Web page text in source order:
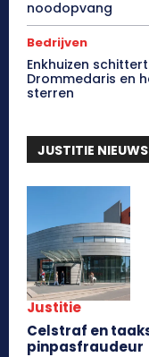
noodopvang
Bedrijven
Enkhuizen
Drommedaris en
sterren
JUSTITIE NIEUWS
Justitie
Celstraf en
pinpasfraudeur